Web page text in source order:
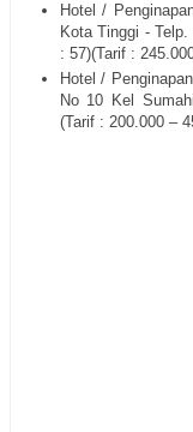
Hotel /
Kota Tinggi - Telp.
: 57)(Tarif :
Hotel / Penginapan
No 10 Kel
(Tarif : 200.000 –